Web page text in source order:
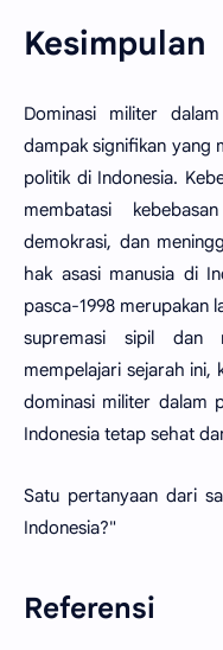
Kesimpulan
Dominasi militer
dampak signifikan yang
politik di Indonesia.
membatasi
demokrasi, dan
hak asasi manusia di
pasca-1998 merupakan
supremasi sipil dan
mempelajari sejarah ini,
dominasi militer dalam
Indonesia tetap sehat
Satu pertanyaan dari
Indonesia?"
Referensi